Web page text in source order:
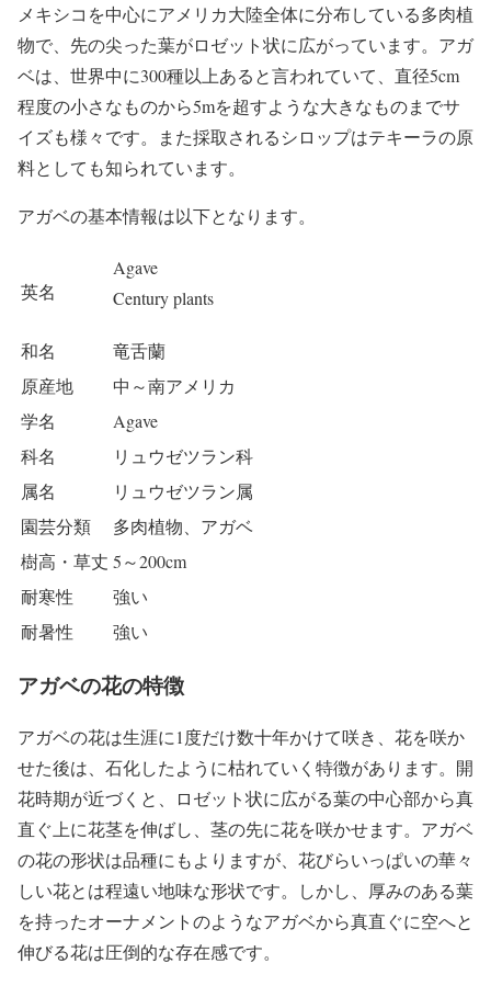
メキシコを中心にアメリカ大陸全体に分布している多肉植
物で、先の尖った葉がロゼット状に広がっています。アガ
ベは、世界中に300種以上あると言われていて、直径5cm
程度の小さなものから5mを超すような大きなものまでサ
イズも様々です。また採取されるシロップはテキーラの原
料としても知られています。
アガベの基本情報は以下となります。
英名
Agave
Century plants
和名
竜舌蘭
原産地
中～南アメリカ
学名
Agave
科名
リュウゼツラン科
属名
リュウゼツラン属
園芸分類
多肉植物、アガベ
樹高・草丈 5～200cm
耐寒性
強い
耐暑性
強い
アガベの花の特徴
アガベの花は生涯に1度だけ数十年かけて咲き、花を咲か
せた後は、石化したように枯れていく特徴があります。開
花時期が近づくと、ロゼット状に広がる葉の中心部から真
直ぐ上に花茎を伸ばし、茎の先に花を咲かせます。アガベ
の花の形状は品種にもよりますが、花びらいっぱいの華々
しい花とは程遠い地味な形状です。しかし、厚みのある葉
を持ったオーナメントのようなアガベから真直ぐに空へと
伸びる花は圧倒的な存在感です。